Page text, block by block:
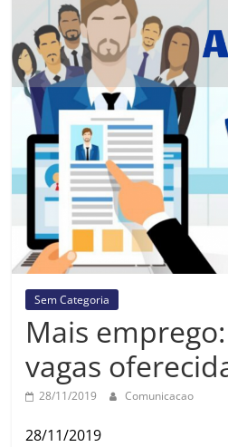
Prefeitura
Estância
Turística
Guaratinguetá
Sem Categoria
Mais
vagas
28/11/2019 Comunicacao
28/11/2019